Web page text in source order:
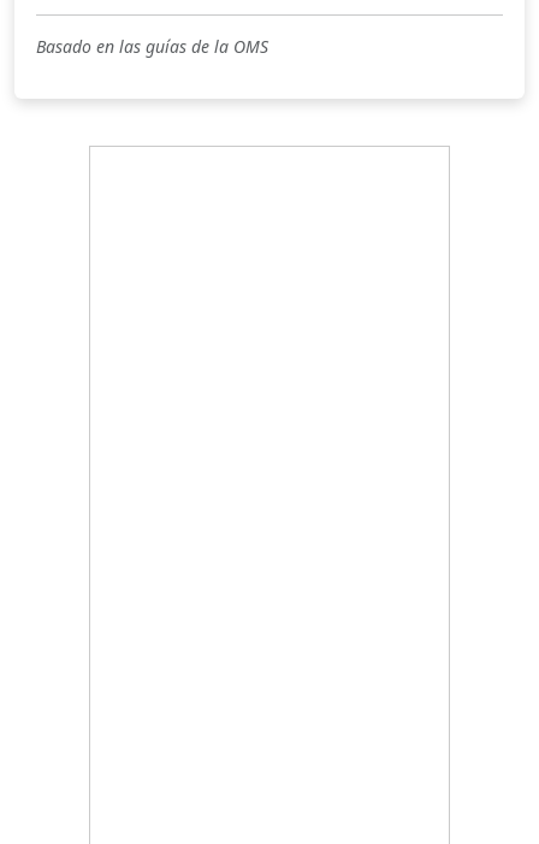
Basado en las guías de la OMS